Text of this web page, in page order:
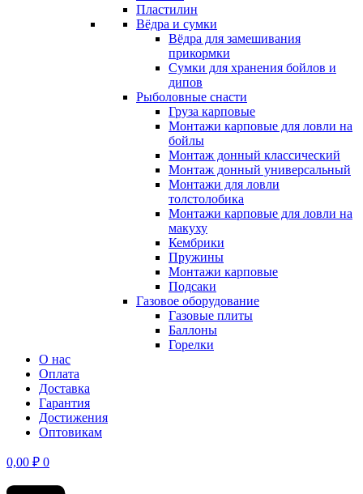
Пластилин
Вёдра и сумки
Вёдра для замешивания
прикормки
Сумки для хранения бойлов и
дипов
Рыболовные снасти
Груза карповые
Монтажи карповые для ловли на
бойлы
Монтаж донный классический
Монтаж донный универсальный
Монтажи для ловли
толстолобика
Монтажи карповые для ловли на
макуху
Кембрики
Пружины
Монтажи карповые
Подсаки
Газовое оборудование
Газовые плиты
Баллоны
Горелки
О нас
Оплата
Доставка
Гарантия
Достижения
Оптовикам
0,00 ₽ 0